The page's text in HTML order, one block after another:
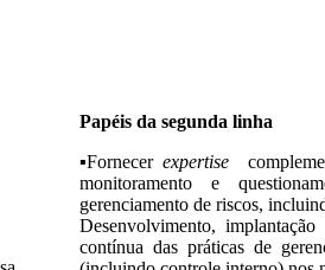
Papéis da segunda linha
▪Fornecer expertise
monitoramento e
gerenciamento de riscos,
Desenvolvimento,
contínua das práticas de